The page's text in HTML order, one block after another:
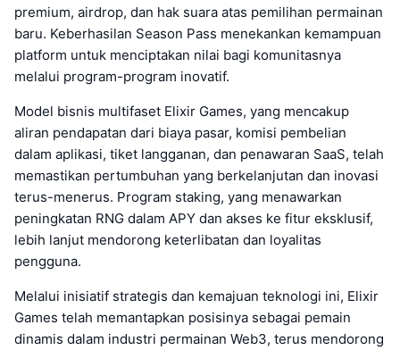
premium, airdrop, dan hak suara atas pemilihan permainan
baru. Keberhasilan Season Pass menekankan kemampuan
platform untuk menciptakan nilai bagi komunitasnya
melalui program-program inovatif.
Model bisnis multifaset Elixir Games, yang mencakup
aliran pendapatan dari biaya pasar, komisi pembelian
dalam aplikasi, tiket langganan, dan penawaran SaaS, telah
memastikan pertumbuhan yang berkelanjutan dan inovasi
terus-menerus. Program staking, yang menawarkan
peningkatan RNG dalam APY dan akses ke fitur eksklusif,
lebih lanjut mendorong keterlibatan dan loyalitas
pengguna.
Melalui inisiatif strategis dan kemajuan teknologi ini, Elixir
Games telah memantapkan posisinya sebagai pemain
dinamis dalam industri permainan Web3, terus mendorong